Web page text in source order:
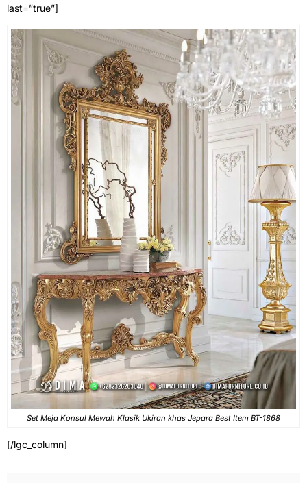
last=”true”]
Set Meja Konsul Mewah Klasik Ukiran khas Jepara Best Item BT-1868
[/lgc_column]